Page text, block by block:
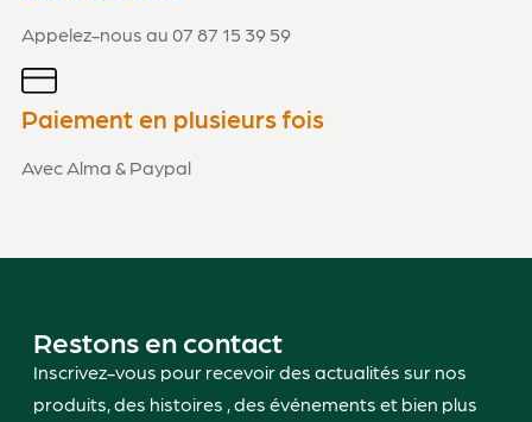
Appelez-nous au 07 87 15 39 59
Paiement en plusieurs fois
Avec Alma & Paypal
Restons en contact
Inscrivez-vous pour recevoir des actualités sur nos
produits, des histoires , des événements et bien plus